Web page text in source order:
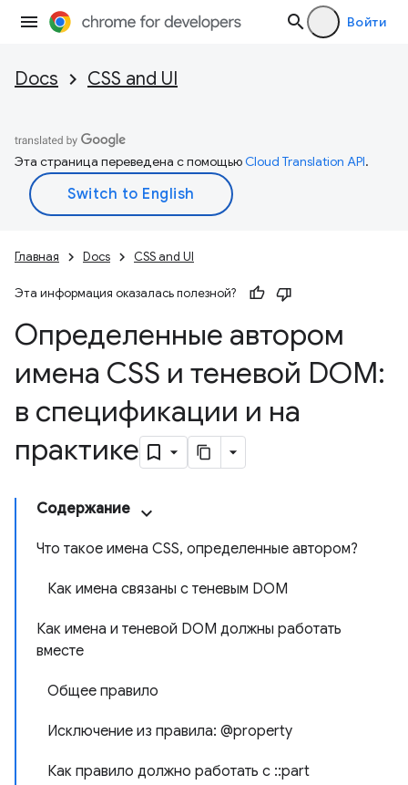
Войти
Docs CSS and UI
Эта страница переведена с помощьюCloud Translation API.
Главная Docs CSS and UI
Эта информация оказалась полезной?
Определенные автором
имена CSS и теневой DOM:
в спецификации и на
практике
Содержание
Что такое имена CSS, определенные автором?
Как имена связаны с теневым DOM
Как имена и теневой DOM должны работать
вместе
Общее правило
Исключение из правила: @property
Как правило должно работать с ::part